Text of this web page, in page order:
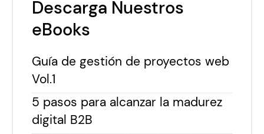
Descarga Nuestros
eBooks
Guía de gestión de proyectos web
Vol.1
5 pasos para alcanzar la madurez
digital B2B